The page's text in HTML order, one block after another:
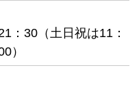
：30（土日祝は11：
）